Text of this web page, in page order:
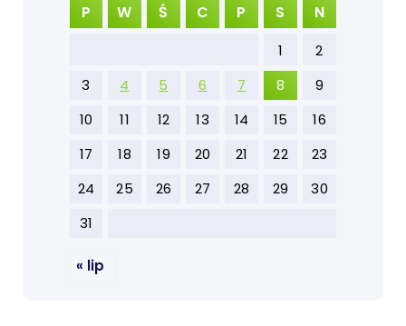
P W Ś C P S N
1
2
3
4 5 6 7 8
9
10
11 12 13 14 15
16
17
18 19 20 21 22
23
24
25 26 27 28 29
30
31
« lip